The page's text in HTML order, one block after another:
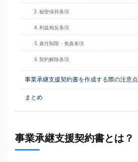
3. 秘密保持条項
4. 利益相反条項
5. 責任制限・免責条項
6. 契約解除条項
事業承継支援契約書を作成する際の注意点
まとめ
事業承継支援契約書とは？